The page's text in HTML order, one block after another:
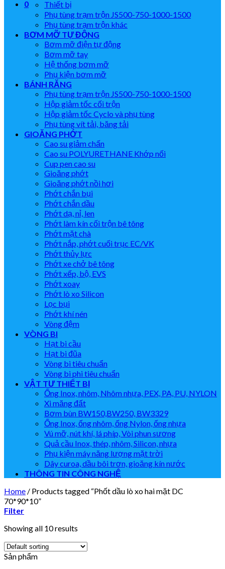
0
Thiết bị
Phụ tùng trạm trộn JS500-750-1000-1500
Phụ tùng trạm trộn khác
BƠM MỠ TỰ ĐỘNG
Bơm mỡ điện tự động
Bơm mỡ tay
Hệ thống bơm mỡ
Phụ kiện bơm mỡ
BÁNH RĂNG
Phụ tùng trạm trộn JS500-750-1000-1500
Hộp giảm tốc cối trộn
Hộp giảm tốc Cyclo và phụ tùng
Phụ tùng vít tải, băng tải
GIOĂNG PHỚT
Cao su giảm chấn
Cao su POLYURETHANE Khớp nối
Cup pen cao su
Gioăng phớt
Gioăng phớt nồi hơi
Phớt chắn bụi
Phớt chắn dầu
Phớt dạ, nỉ, len
Phớt làm kín cối trộn bê tông
Phớt mặt chà
Phớt nắp, phớt cuối trục EC/VK
Phớt thủy lực
Phớt xe chở bê tông
Phớt xếp, bộ, EVS
Phớt xoay
Phớt lò xo Silicon
Lọc bụi
Phớt khí nén
Vòng đệm
VÒNG BI
Hạt bi cầu
Hạt bi đũa
Vòng bi tiêu chuẩn
Vòng bi phi tiêu chuẩn
VẬT TƯ THIẾT BỊ
Ống Inox, nhôm, Nhôm nhựa, PEX, PA, PU, NYLON
Xi măng đất
Bơm bùn BW150,BW250, BW3329
Ống Inox, ống nhôm, ống Nylon, ống nhựa
Vú mỡ, nút khí, lá phíp, Vòi phun sương
Quả cầu Inox, thép, nhôm, Silicon, nhựa
Phụ kiện máy năng lượng mặt trời
Dây curoa, dầu bôi trơn, gioăng kín nước
THÔNG TIN CÔNG NGHỆ
Home / Products tagged “Phốt dầu lò xo hai mặt DC
70*90*10”
Filter
Showing all 10 results
Sản phẩm